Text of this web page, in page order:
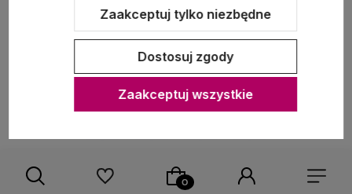
Zaakceptuj tylko niezbędne
Dostosuj zgody
Zaakceptuj wszystkie